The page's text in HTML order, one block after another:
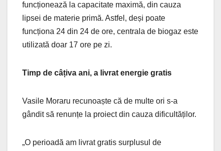
funcționează la capacitate maximă, din cauza
lipsei de materie primă. Astfel, deși poate
funcționa 24 din 24 de ore, centrala de biogaz este
utilizată doar 17 ore pe zi.
Timp de câțiva ani, a livrat energie gratis
Vasile Moraru recunoaște că de multe ori s-a
gândit să renunțe la proiect din cauza dificultăților.
„O perioadă am livrat gratis surplusul de